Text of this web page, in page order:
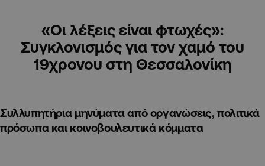
«Οι λέξεις είναι φτωχές»:
Συγκλονισμός για τον χαμό του
19χρονου στη Θεσσαλονίκη
Συλλυπητήρια μηνύματα από οργανώσεις, πολιτικά
πρόσωπα και κοινοβουλευτικά κόμματα